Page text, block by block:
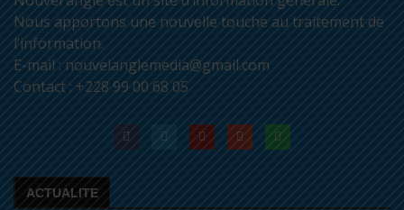
Nous apportons une nouvelle touche au traitement de
l’information.
E-mail : nouvelanglemedia@gmail.com
Contact : +228 99 00 68 05
ACTUALITE